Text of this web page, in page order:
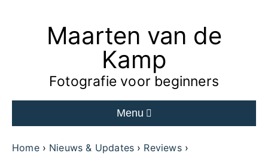
Maarten van de
Kamp
Fotografie voor beginners
Menu
Home Nieuws & Updates
Reviews